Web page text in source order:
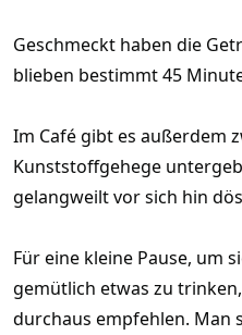
Geschmeckt haben die
blieben bestimmt 45
Im Café gibt es außerdem
Kunststoffgehege
gelangweilt vor sich hin
Für eine kleine Pause, um
gemütlich etwas zu
durchaus empfehlen. Man